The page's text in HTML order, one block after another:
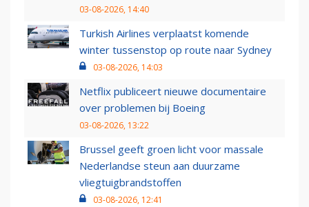
03-08-2026, 14:40
Turkish Airlines verplaatst komende
winter tussenstop op route naar Sydney
03-08-2026, 14:03
Netflix publiceert nieuwe documentaire
over problemen bij Boeing
03-08-2026, 13:22
Brussel geeft groen licht voor massale
Nederlandse steun aan duurzame
vliegtuigbrandstoffen
03-08-2026, 12:41